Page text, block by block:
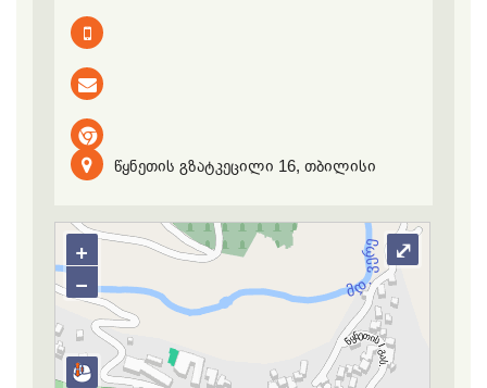
წყნეთის გზატკეცილი 16, თბილისი
+
−
⤢